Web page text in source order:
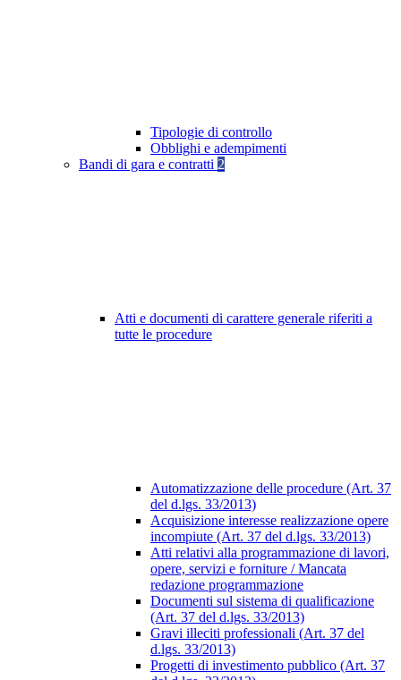
Tipologie di controllo
Obblighi e adempimenti
Bandi di gara e contratti 2
Atti e documenti di carattere generale riferiti a
tutte le procedure
Automatizzazione delle procedure (Art. 37
del d.lgs. 33/2013)
Acquisizione interesse realizzazione opere
incompiute (Art. 37 del d.lgs. 33/2013)
Atti relativi alla programmazione di lavori,
opere, servizi e forniture / Mancata
redazione programmazione
Documenti sul sistema di qualificazione
(Art. 37 del d.lgs. 33/2013)
Gravi illeciti professionali (Art. 37 del
d.lgs. 33/2013)
Progetti di investimento pubblico (Art. 37